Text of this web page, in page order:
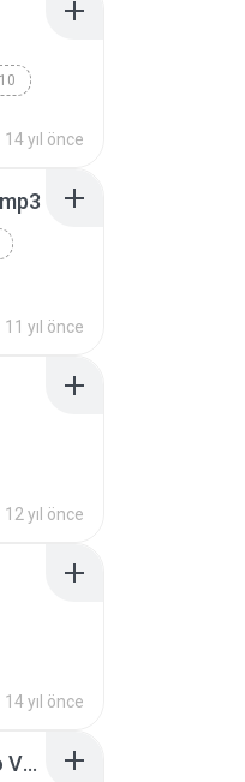
14 yıl önce
11 yıl önce
12 yıl önce
14 yıl önce
Heroes (We Could Be) [Acoustic Piano Version]